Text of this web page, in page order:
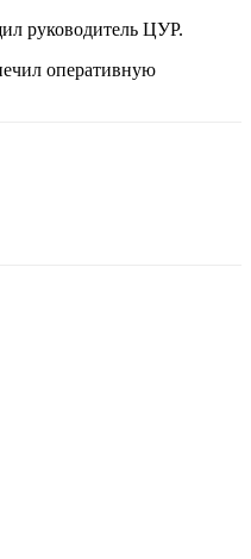
руководитель ЦУР.
оперативную